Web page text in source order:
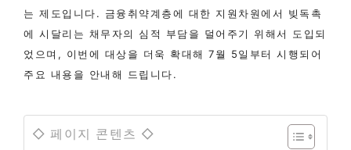
는 제도입니다. 금융취약계층에 대한 지원차원에서 빚독촉
에 시달리는 채무자의 심적 부담을 덜어주기 위해서 도입되
었으며, 이번에 대상을 더욱 확대해 7월 5일부터 시행되어
주요 내용을 안내해 드립니다.
◇ 페이지 콘텐츠 ◇